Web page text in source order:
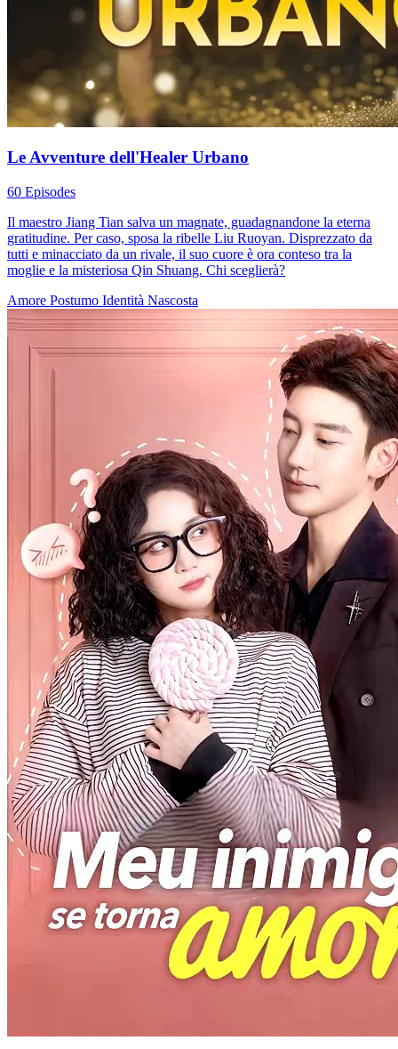
Le Avventure dell'Healer Urbano
60 Episodes
Il maestro Jiang Tian salva un magnate, guadagnandone la eterna
gratitudine. Per caso, sposa la ribelle Liu Ruoyan. Disprezzato da
tutti e minacciato da un rivale, il suo cuore è ora conteso tra la
moglie e la misteriosa Qin Shuang. Chi sceglierà?
Amore Postumo Identità Nascosta